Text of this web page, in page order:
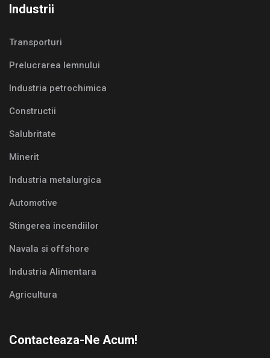
Industrii
Transporturi
Prelucrarea lemnului
Industria petrochimica
Constructii
Salubritate
Minerit
Industria metalurgica
Automotive
Stingerea incendiilor
Navala si offshore
Industria Alimentara
Agricultura
Contacteaza-Ne Acum!